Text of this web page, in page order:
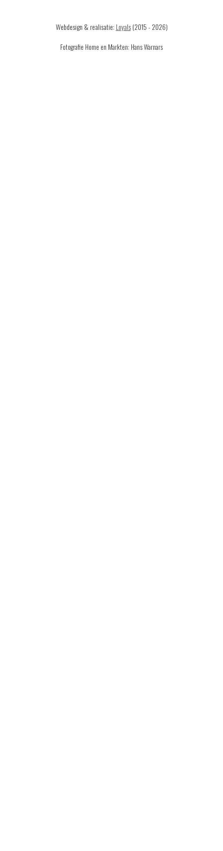
Webdesign & realisatie: Loyals(2015 - 2026)
Fotografie Home en Markten: Hans Warnars